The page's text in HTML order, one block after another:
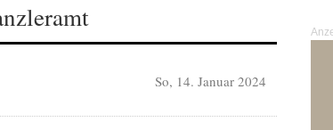
So, 14. Januar 2024